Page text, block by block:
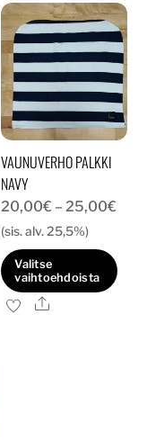
VAUNUVERHO PALKKI
NAVY
20,00€ – 25,00€
(sis. alv. 25,5%)
Valitse
vaihtoehdoista
Tällä
Ale